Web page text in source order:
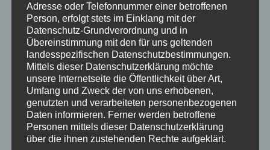
TECHNISCHE HILFELEISTUNG 2.
ALARMSTUFE MIT
GEFAHRSTOFFAUSTRITT
Informationen folgen!
Weiterlesen TECHNISCHE
HILFELEISTUNG
2.
ALARMSTUFE
MIT
Adresse oder Telefonnummer einer betroffenen
Person, erfolgt stets im Einklang mit der
Datenschutz-Grundverordnung und in
Übereinstimmung mit den für uns geltenden
landesspezifischen Datenschutzbestimmungen.
Mittels dieser Datenschutzerklärung möchte
unsere Internetseite die Öffentlichkeit über Art,
Umfang und Zweck der von uns erhobenen,
genutzten und verarbeiteten personenbezogenen
Daten informieren. Ferner werden betroffene
Personen mittels dieser Datenschutzerklärung
über die ihnen zustehenden Rechte aufgeklärt.